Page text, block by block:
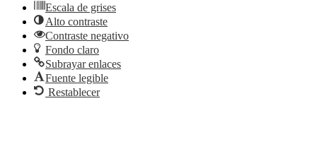
Escala de grises
Alto contraste
Contraste negativo
Fondo claro
Subrayar enlaces
Fuente legible
Restablecer